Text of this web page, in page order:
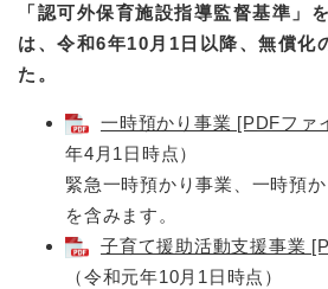
「認可外保育施設指導監督基準」
は、令和6年10月1日以降、無償化
た。
一時預かり事業 [PDFファ
年4月1日時点）
緊急一時預かり事業、一時預か
を含みます。
子育て援助活動支援事業
（令和元年10月1日時点）